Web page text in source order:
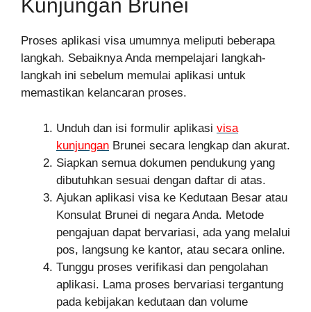
Kunjungan Brunei
Proses aplikasi visa umumnya meliputi beberapa
langkah. Sebaiknya Anda mempelajari langkah-
langkah ini sebelum memulai aplikasi untuk
memastikan kelancaran proses.
Unduh dan isi formulir aplikasi visa
kunjungan Brunei secara lengkap dan akurat.
Siapkan semua dokumen pendukung yang
dibutuhkan sesuai dengan daftar di atas.
Ajukan aplikasi visa ke Kedutaan Besar atau
Konsulat Brunei di negara Anda. Metode
pengajuan dapat bervariasi, ada yang melalui
pos, langsung ke kantor, atau secara online.
Tunggu proses verifikasi dan pengolahan
aplikasi. Lama proses bervariasi tergantung
pada kebijakan kedutaan dan volume